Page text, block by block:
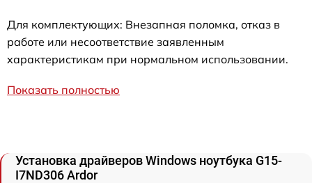
Для комплектующих: Внезапная поломка, отказ в
работе или несоответствие заявленным
характеристикам при нормальном использовании.
Показать полностью
Установка драйверов Windows ноутбука G15-
I7ND306 Ardor